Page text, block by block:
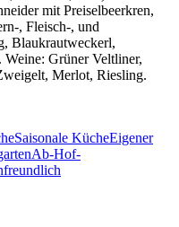
mit Preiselbeerkren,
, Fleisch-, und
Blaukrautweckerl,
Weine: Grüner Veltliner,
Merlot, Riesling.
Saisonale KücheEigener
Ab-Hof-